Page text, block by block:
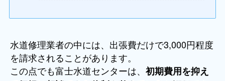
水道修理業者の中には、出張費だけで3,000円程度
を請求されることがあります。
この点でも富士水道センターは、 初期費用を抑え